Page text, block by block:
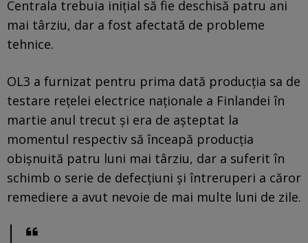
Centrala trebuia iniţial să fie deschisă patru ani
mai târziu, dar a fost afectată de probleme
tehnice.
OL3 a furnizat pentru prima dată producţia sa de
testare reţelei electrice naţionale a Finlandei în
martie anul trecut şi era de aşteptat la
momentul respectiv să înceapă producţia
obişnuită patru luni mai târziu, dar a suferit în
schimb o serie de defecţiuni şi întreruperi a căror
remediere a avut nevoie de mai multe luni de zile.